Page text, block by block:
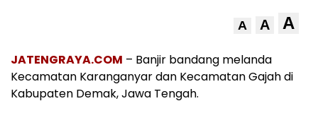
A A A
JATENGRAYA.COM – Banjir bandang melanda
Kecamatan Karanganyar dan Kecamatan Gajah di
Kabupaten Demak, Jawa Tengah.